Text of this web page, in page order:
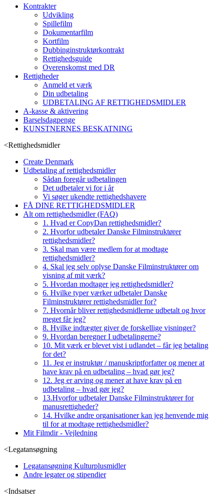
Kontrakter
Udvikling
Spillefilm
Dokumentarfilm
Kortfilm
Dubbinginstruktørkontrakt
Rettighedsguide
Overenskomst med DR
Rettigheder
Anmeld et værk
Din udbetaling
UDBETALING AF RETTIGHEDSMIDLER
A-kasse & aktivering
Barselsdagpenge
KUNSTNERNES BESKATNING
<Rettighedsmidler
Create Denmark
Udbetaling af rettighedsmidler
Sådan foregår udbetalingen
Det udbetaler vi for i år
Vi søger ukendte rettighedshavere
FÅ DINE RETTIGHEDSMIDLER
Alt om rettighedsmidler (FAQ)
1. Hvad er CopyDan rettighedsmidler?
2. Hvorfor udbetaler Danske Filminstruktører
rettighedsmidler?
3. Skal man være medlem for at modtage
rettighedsmidler?
4. Skal jeg selv oplyse Danske Filminstruktører om
visning af mit værk?
5. Hvordan modtager jeg rettighedsmidler?
6. Hvilke typer værker udbetaler Danske
Filminstruktører rettighedsmidler for?
7. Hvornår bliver rettighedsmidlerne udbetalt og hvor
meget får jeg?
8. Hvilke indtægter giver de forskellige visninger?
9. Hvordan beregner I udbetalingerne?
10. Mit værk er blevet vist i udlandet – får jeg betaling
for det?
11. Jeg er instruktør / manuskriptforfatter og mener at
have krav på en udbetaling – hvad gør jeg?
12. Jeg er arving og mener at have krav på en
udbetaling – hvad gør jeg?
13.Hvorfor udbetaler Danske Filminstruktører for
manusrettigheder?
14. Hvilke andre organisationer kan jeg henvende mig
til for at modtage rettighedsmidler?
Mit Filmdir - Vejledning
<Legatansøgning
Legatansøgning Kulturplusmidler
Andre legater og stipendier
<Indsatser